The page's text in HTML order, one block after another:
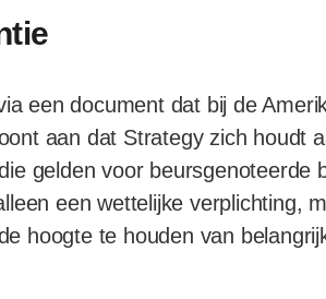
een document dat bij de
aan dat Strategy zich houdt
gelden voor beursgenoteerde
een wettelijke verplichting,
hoogte te houden van